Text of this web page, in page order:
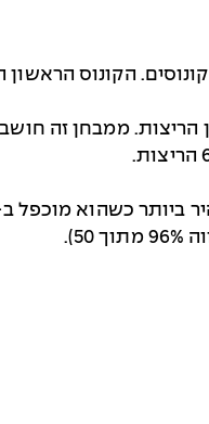
– הנבחנים כדררו הלוך וחזור בסלאלום לאורך מסלול של